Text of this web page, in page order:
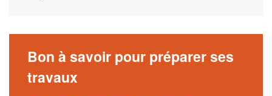
Bon à savoir pour préparer ses
travaux